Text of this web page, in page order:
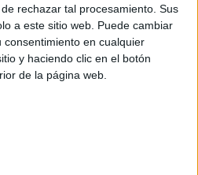
rechazar tal procesamiento. Sus
a este sitio web. Puede cambiar
en cualquier
y haciendo clic en el botón
de la página web.
encontramos un rectángulo
de manera simbólica con